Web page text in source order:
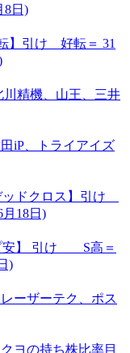
8日)
】引け 好転＝ 31
精機、山王、三井
iP、トライアイズ
ッドクロス】引け
18日)
安】 引け S高＝
)
ーザーテク、ポス
ヨの持ち株比率目